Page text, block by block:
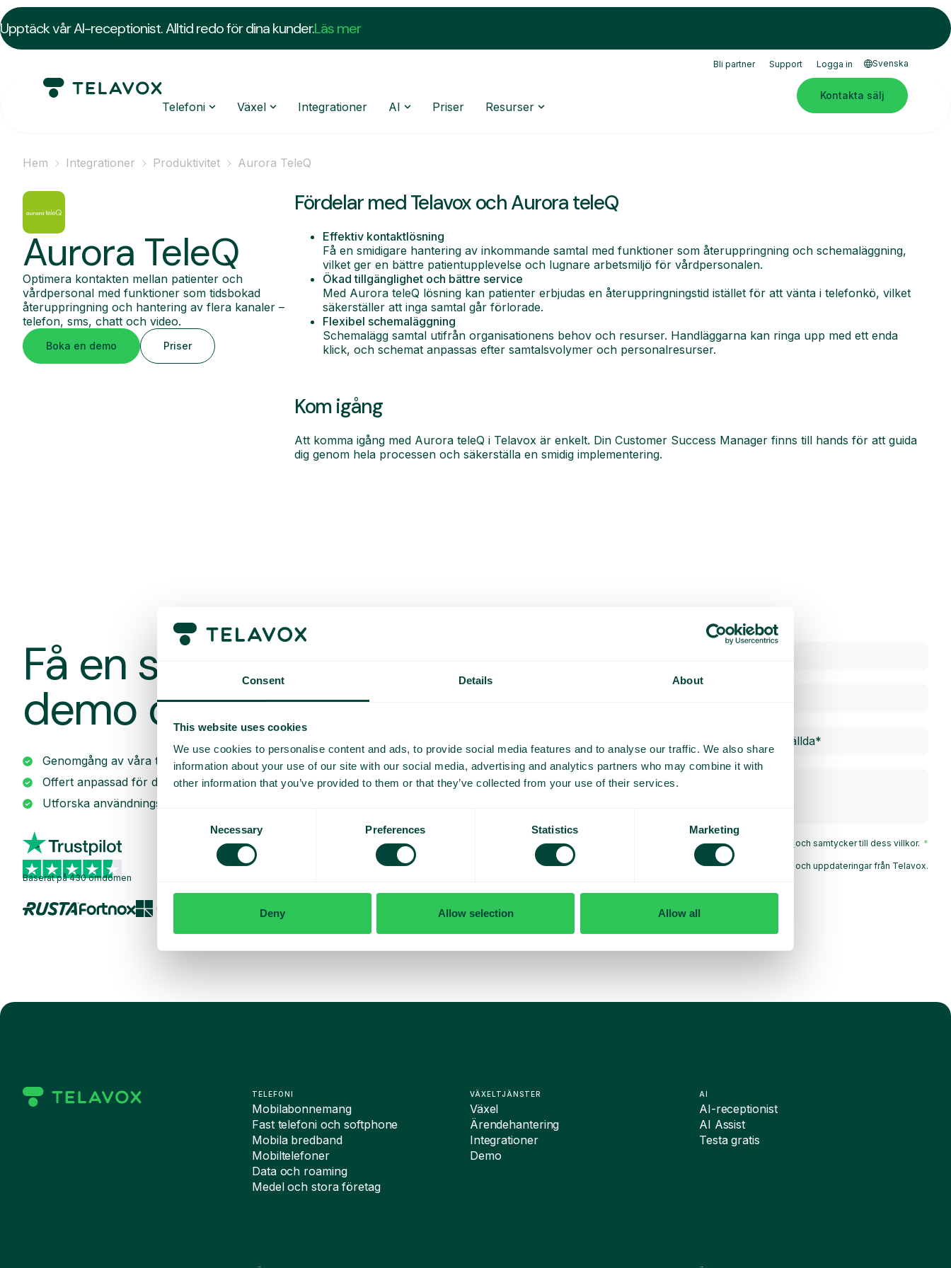
Consent Details About
This website uses cookies
We use cookies to personalise content and ads, to provide social media features and to analyse our traffic. We also share
information about your use of our site with our social media, advertising and analytics partners who may combine it with
other information that you’ve provided to them or that they’ve collected from your use of their services.
Necessary Preferences Statistics Marketing
Deny Allow selection Allow all
Upptäck vår AI-receptionist. Alltid redo för dina kunder.Läs mer
Bli partner Support Logga in Svenska
Telefoni Växel Integrationer AI Priser Resurser
Kontakta sälj
Hem Integrationer Produktivitet Aurora TeleQ
Aurora TeleQ
Optimera kontakten mellan patienter och
vårdpersonal med funktioner som tidsbokad
återuppringning och hantering av flera kanaler –
telefon, sms, chatt och video.
Boka en demo Priser
Fördelar med Telavox och Aurora teleQ
Effektiv kontaktlösning
Få en smidigare hantering av inkommande samtal med funktioner som återuppringning och schemaläggning,
vilket ger en bättre patientupplevelse och lugnare arbetsmiljö för vårdpersonalen.
Ökad tillgänglighet och bättre service
Med Aurora teleQ lösning kan patienter erbjudas en återuppringningstid istället för att vänta i telefonkö, vilket
säkerställer att inga samtal går förlorade.
Flexibel schemaläggning
Schemalägg samtal utifrån organisationens behov och resurser. Handläggarna kan ringa upp med ett enda
klick, och schemat anpassas efter samtalsvolymer och personalresurser.
Kom igång
Att komma igång med Aurora teleQ i Telavox är enkelt. Din Customer Success Manager finns till hands för att guida
dig genom hela processen och säkerställa en smidig implementering.
Få en skräddarsydd
demo och offert
Genomgång av våra tjänster
Offert anpassad för ditt företag
Utforska användningsområden för ditt team
Baserat på 430 omdömen
Jag har läst Telavox och samtycker till dess villkor.
Jag godkänner att ta emot marknadsföring och uppdateringar från Telavox.
TELEFONI
Mobilabonnemang
Fast telefoni och softphone
Mobila bredband
Mobiltelefoner
Data och roaming
Medel och stora företag
VÄXELTJÄNSTER
Växel
Ärendehantering
Integrationer
Demo
AI
AI-receptionist
AI Assist
Testa gratis